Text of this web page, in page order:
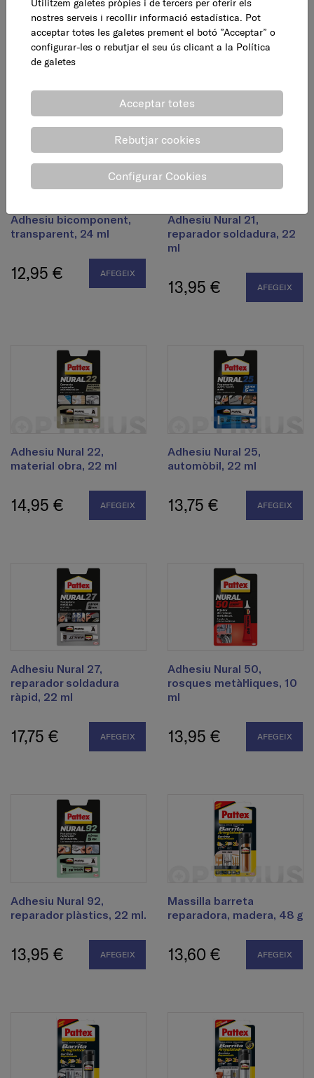
ràpid, 15 + 15 ml
12,30 € AFEGEIX
ràpid, 5 + 5 ml
7,45 €
Adhesiu bicomponent,
transparent, 24 ml
12,95 € AFEGEIX
Adhesiu Nural 21,
reparador soldadura, 22
ml
13,95 € AFEGEIX
Adhesiu Nural 22,
material obra, 22 ml
14,95 € AFEGEIX
Adhesiu Nural 25,
automòbil, 22 ml
13,75 € AFEGEIX
Adhesiu Nural 27,
reparador soldadura
ràpid, 22 ml
17,75 € AFEGEIX
Adhesiu Nural 50,
rosques metàl·liques, 10
ml
13,95 € AFEGEIX
Adhesiu Nural 92,
reparador plàstics, 22 ml.
13,95 € AFEGEIX
Massilla barreta
reparadora, madera, 48 g
13,60 € AFEGEIX
nostres serveis i recollir informació estadística. Pot
acceptar totes les galetes prement el botó ”Acceptar” o
configurar-les o rebutjar el seu ús clicant a la Política
de galetes
Acceptar totes
Rebutjar cookies
Configurar Cookies